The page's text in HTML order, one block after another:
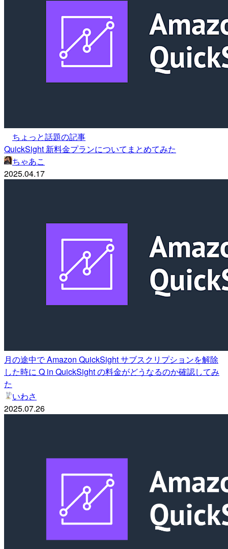
ちょっと話題の記事
QuickSight 新料金プランについてまとめてみた
ちゃあこ
2025.04.17
月の途中で Amazon QuickSight サブスクリプションを解除
した時に Q in QuickSight の料金がどうなるのか確認してみ
た
いわさ
2025.07.26